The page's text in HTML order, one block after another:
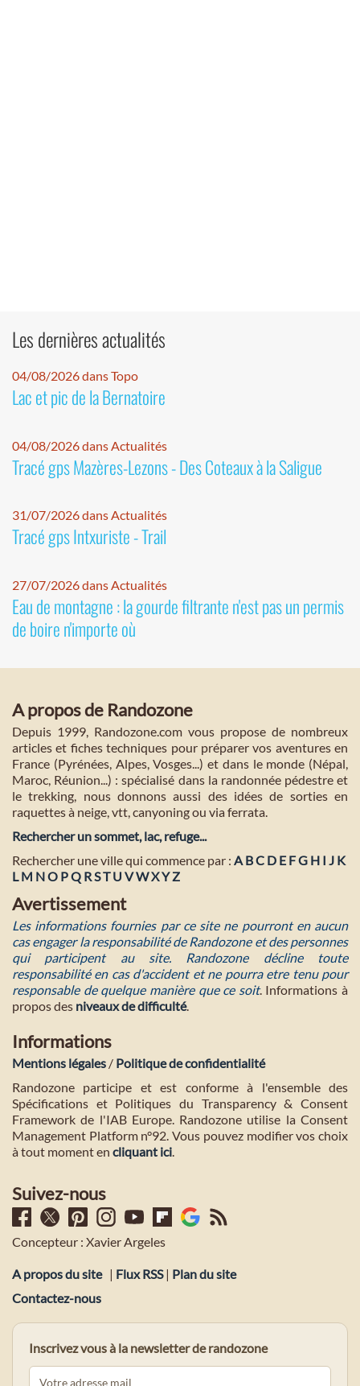
Les dernières actualités
04/08/2026 dans Topo
Lac et pic de la Bernatoire
04/08/2026 dans Actualités
Tracé gps Mazères-Lezons - Des Coteaux à la Saligue
31/07/2026 dans Actualités
Tracé gps Intxuriste - Trail
27/07/2026 dans Actualités
Eau de montagne : la gourde filtrante n'est pas un permis
de boire n'importe où
A propos de Randozone
Depuis 1999, Randozone.com vous propose de nombreux
articles et fiches techniques pour préparer vos aventures en
France (Pyrénées, Alpes, Vosges...) et dans le monde (Népal,
Maroc, Réunion...) : spécialisé dans la randonnée pédestre et
le trekking, nous donnons aussi des idées de sorties en
raquettes à neige, vtt, canyoning ou via ferrata.
Rechercher un sommet, lac, refuge...
Rechercher une ville qui commence par : A BC D E FG H I J K
L M NO PQ RST U VWXYZ
Avertissement
Les informations fournies par ce site ne pourront en aucun
cas engager la responsabilité de Randozone et des personnes
qui participent au site. Randozone décline toute
responsabilité en cas d'accident et ne pourra etre tenu pour
responsable de quelque manière que ce soit. Informations à
propos des niveaux de difficulté.
Informations
Mentions légales / Politique de confidentialité
Randozone participe et est conforme à l'ensemble des
Spécifications et Politiques du Transparency & Consent
Framework de l'IAB Europe. Randozone utilise la Consent
Management Platform n°92. Vous pouvez modifier vos choix
à tout moment en cliquant ici.
Suivez-nous
Concepteur : Xavier Argeles
A propos du site | Flux RSS| Plan du site
Contactez-nous
Inscrivez vous à la newsletter de randozone